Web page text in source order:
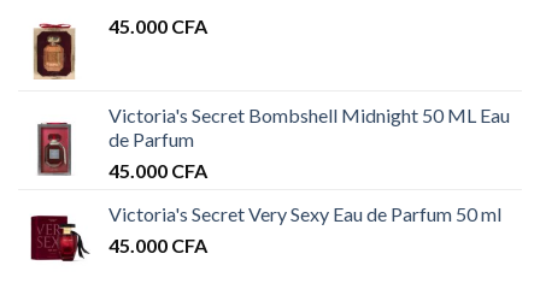
45.000 CFA
Victoria's Secret Bombshell Midnight 50 ML Eau
de Parfum
45.000 CFA
Victoria's Secret Very Sexy Eau de Parfum 50 ml
45.000 CFA